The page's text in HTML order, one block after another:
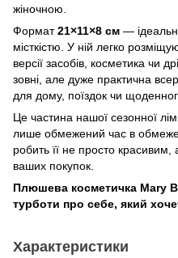
жіночною.
Формат21×11×8 см —
місткістю. У ній легко
версії засобів, косметика чи
зовні, але дуже практична
для дому, поїздок чи
Це частина нашої сезонної
лише обмежений час в
робить її не просто
ваших покупок.
Плюшева косметичка Mary
турботи про себе, який
Характеристики